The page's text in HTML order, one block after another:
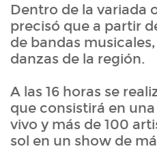
Dentro de la variada
precisó que a partir
de bandas
danzas de la región.
A las 16 horas se
que consistirá en
vivo y más de 100
sol en un show de